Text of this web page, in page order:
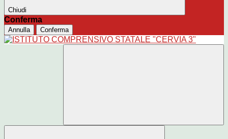
Chiudi
Conferma
Annulla Conferma